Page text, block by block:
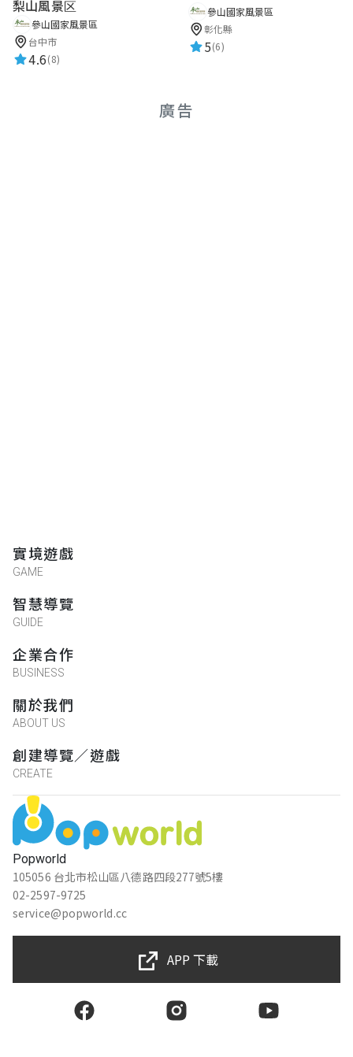
梨山風景区
參山國家風景區
台中市
4.6(8)
參山國家風景區
彰化縣
5(6)
廣告
Popworld
105056 台北市松山區八德路四段277號5樓
02-2597-9725
service@popworld.cc
實境遊戲
GAME
智慧導覽
GUIDE
企業合作
BUSINESS
關於我們
ABOUT US
創建導覽／遊戲
CREATE
APP 下載